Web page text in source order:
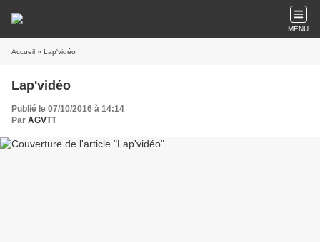
MENU
Accueil » Lap'vidéo
Lap'vidéo
Publié le 07/10/2016 à 14:14
Par AGVTT